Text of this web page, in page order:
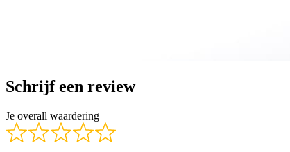
Schrijf een review
Je overall waardering